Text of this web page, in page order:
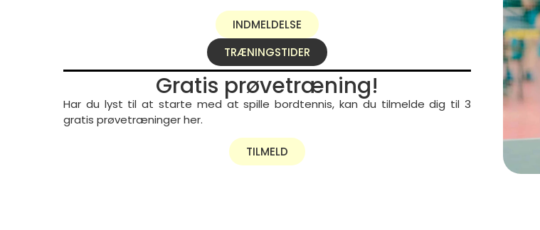
INDMELDELSE
TRÆNINGSTIDER
Gratis prøvetræning!
Har du lyst til at starte med at spille bordtennis, kan du tilmelde dig til 3
gratis prøvetræninger her.
TILMELD